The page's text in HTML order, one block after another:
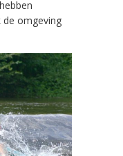
de omgeving